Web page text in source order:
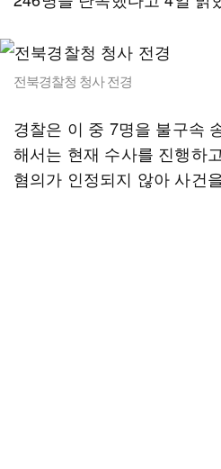
전북경찰청 청사 전경
경찰은 이 중 7명을 불구속
해서는 현재 수사를 진행하
혐의가 인정되지 않아 사건